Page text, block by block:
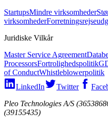
StartupsMindre virksomheder
virksomheder
Juridiske Vilkår
Master Service Agreement
ProcessorsFortrolighedspolitik
of ConductWhistleblowerpolitik
LinkedIn
Twitter
Pleo Technologies A/S
(39155435)